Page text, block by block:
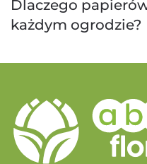
Dlaczego
każdym ogrodzie?